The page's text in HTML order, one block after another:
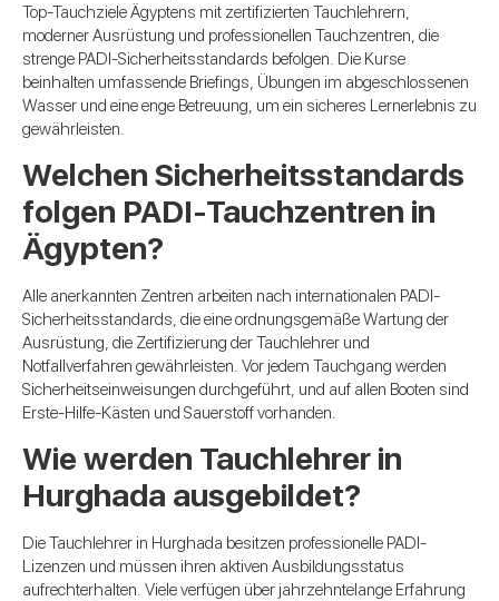
Top-Tauchziele Ägyptens mit zertifizierten Tauchlehrern,
moderner Ausrüstung und professionellen Tauchzentren, die
strenge PADI-Sicherheitsstandards befolgen. Die Kurse
beinhalten umfassende Briefings, Übungen im abgeschlossenen
Wasser und eine enge Betreuung, um ein sicheres Lernerlebnis zu
gewährleisten.
Welchen Sicherheitsstandards
folgen PADI-Tauchzentren in
Ägypten?
Alle anerkannten Zentren arbeiten nach internationalen PADI-
Sicherheitsstandards, die eine ordnungsgemäße Wartung der
Ausrüstung, die Zertifizierung der Tauchlehrer und
Notfallverfahren gewährleisten. Vor jedem Tauchgang werden
Sicherheitseinweisungen durchgeführt, und auf allen Booten sind
Erste-Hilfe-Kästen und Sauerstoff vorhanden.
Wie werden Tauchlehrer in
Hurghada ausgebildet?
Die Tauchlehrer in Hurghada besitzen professionelle PADI-
Lizenzen und müssen ihren aktiven Ausbildungsstatus
aufrechterhalten. Viele verfügen über jahrzehntelange Erfahrung